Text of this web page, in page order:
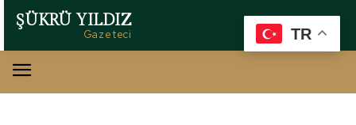
ŞÜKRÜ YILDIZ
Gazeteci TR